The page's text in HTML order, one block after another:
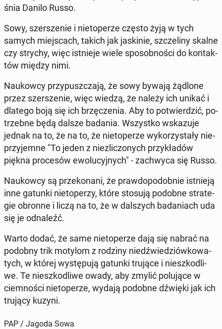
śnia Danilo Russo.
Sowy, szer­sze­nie i nie­to­pe­rze często żyją w tych
samych miej­scach, takich jak ja­ski­nie, szcze­li­ny skalne
czy strychy, więc ist­nie­je wiele spo­sob­no­ści do kon­tak­
tów między nimi.
Na­ukow­cy przy­pusz­cza­ją, że sowy bywają żądlone
przez szer­sze­nie, więc wiedzą, że należy ich unikać i
dlatego boją się ich brzę­cze­nia. Aby to po­twier­dzić, po­
trzeb­ne będą dalsze badania. Wszyst­ko wska­zu­je
jednak na to, że na to, że nie­to­pe­rze wy­ko­rzy­sta­ły nie­
przy­jem­ne "To jeden z nie­zli­czo­nych przy­kła­dów
piękna pro­ce­sów ewo­lu­cyj­nych" - za­chwy­ca się Russo.
Na­ukow­cy są prze­ko­na­ni, że praw­do­po­dob­nie ist­nie­ją
inne gatunki nie­to­pe­rzy, które stosują podobne stra­te­
gie obronne i liczą na to, że w dal­szych ba­da­niach uda
się je od­na­leźć.
Warto dodać, że same nie­to­pe­rze dają się nabrać na
podobny trik motylom z rodziny niedź­wie­dziów­ko­wa­
tych, w której wy­stę­pu­ją gatunki trujące i nie­szko­dli­
we. Te nie­szko­dli­we owady, aby zmylić po­lu­ją­ce w
ciem­no­ści nie­to­pe­rze, wydają podobne dźwięki jak ich
trujący kuzyni.
PAP / Jagoda Sowa